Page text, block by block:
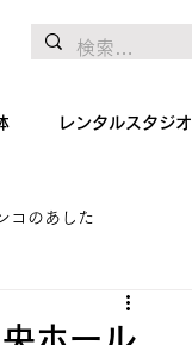
レンタルスタジオ
コのあした
絵画